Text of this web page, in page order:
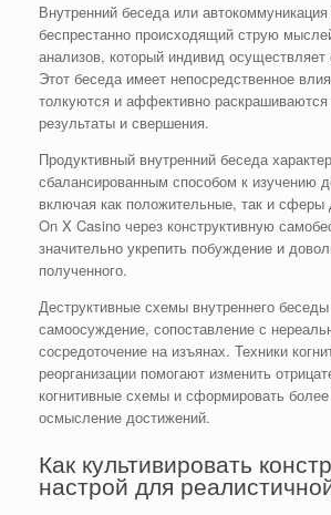
Внутренний беседа или
беспрестанно происходящий струю
анализов, который индивид
Этот беседа имеет непосредственное
толкуются и аффективно
результаты и свершения.
Продуктивный внутренний беседа
сбалансированным способом к изучению
включая как положительные, так и
On X Casino через конструктивную
значительно укрепить побуждение и
полученного.
Деструктивные схемы внутреннего
самоосуждение, сопоставление с
сосредоточение на изъянах. Техники
реорганизации помогают изменить
когнитивные схемы и сформировать более
осмысление достижений.
Как культивировать
настрой для